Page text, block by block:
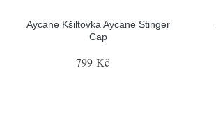
Aycane Kšiltovka Aycane Stinger
Cap
799 Kč